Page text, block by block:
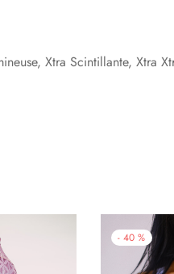
Xtra Scintillante, Xtra
- 40 %